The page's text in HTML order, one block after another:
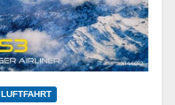
LUFTFAHRT